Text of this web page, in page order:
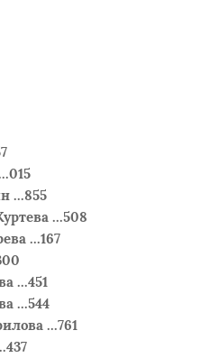
...855
...508
...167
...451
...544
...761